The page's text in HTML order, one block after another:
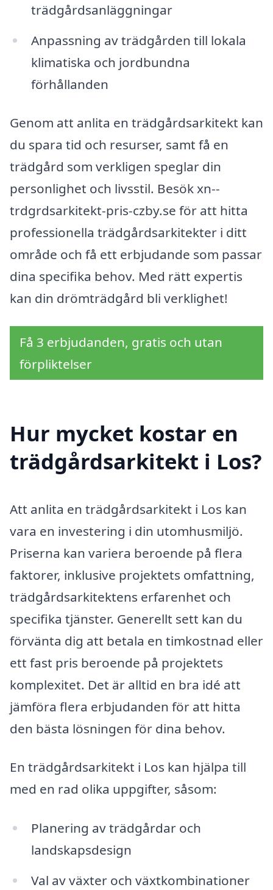
trädgårdsanläggningar
Anpassning av trädgården till lokala
klimatiska och jordbundna
förhållanden
Genom att anlita en trädgårdsarkitekt kan
du spara tid och resurser, samt få en
trädgård som verkligen speglar din
personlighet och livsstil. Besök xn--
trdgrdsarkitekt-pris-czby.se för att hitta
professionella trädgårdsarkitekter i ditt
område och få ett erbjudande som passar
dina specifika behov. Med rätt expertis
kan din drömträdgård bli verklighet!
Få 3 erbjudanden, gratis och utan
förpliktelser
Hur mycket kostar en
trädgårdsarkitekt i Los?
Att anlita en trädgårdsarkitekt i Los kan
vara en investering i din utomhusmiljö.
Priserna kan variera beroende på flera
faktorer, inklusive projektets omfattning,
trädgårdsarkitektens erfarenhet och
specifika tjänster. Generellt sett kan du
förvänta dig att betala en timkostnad eller
ett fast pris beroende på projektets
komplexitet. Det är alltid en bra idé att
jämföra flera erbjudanden för att hitta
den bästa lösningen för dina behov.
En trädgårdsarkitekt i Los kan hjälpa till
med en rad olika uppgifter, såsom:
Planering av trädgårdar och
landskapsdesign
Val av växter och växtkombinationer